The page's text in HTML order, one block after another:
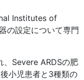
Institutes of
の設定について専門
、Severe ARDSの肥
小児患者と3種類の